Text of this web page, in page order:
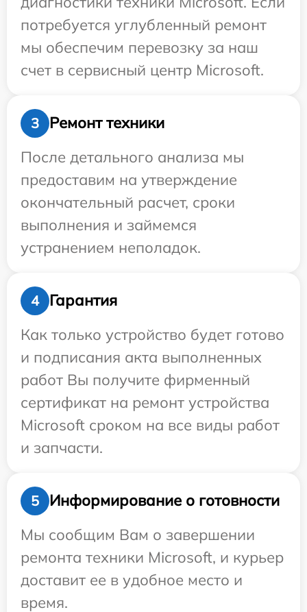
потребуется углубленный ремонт
мы обеспечим перевозку за наш
счет в сервисный центр Microsoft.
3
Ремонт техники
После детального анализа мы
предоставим на утверждение
окончательный расчет, сроки
выполнения и займемся
устранением неполадок.
4
Гарантия
Как только устройство будет готово
и подписания акта выполненных
работ Вы получите фирменный
сертификат на ремонт устройства
Microsoft сроком на все виды работ
и запчасти.
5
Информирование о готовности
Мы сообщим Вам о завершении
ремонта техники Microsoft, и курьер
доставит ее в удобное место и
время.